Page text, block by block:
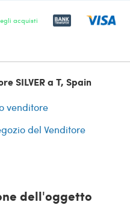
acquisti
SILVER a T, Spain
venditore
del Venditore
dell'oggetto